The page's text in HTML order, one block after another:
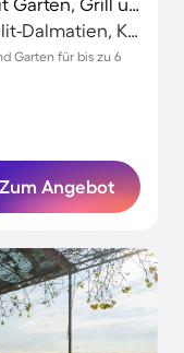
Podstrana, Gespanschaft Split-Dalmatien, Kroatien
Garten für bis zu 6
Zum Angebot